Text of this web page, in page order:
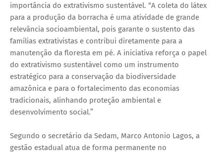
importância do extrativismo sustentável. “A coleta do látex
para a produção da borracha é uma atividade de grande
relevância socioambiental, pois garante o sustento das
famílias extrativistas e contribui diretamente para a
manutenção da floresta em pé. A iniciativa reforça o papel
do extrativismo sustentável como um instrumento
estratégico para a conservação da biodiversidade
amazônica e para o fortalecimento das economias
tradicionais, alinhando proteção ambiental e
desenvolvimento social.”
Segundo o secretário da Sedam, Marco Antonio Lagos, a
gestão estadual atua de forma permanente no